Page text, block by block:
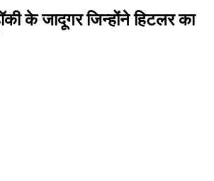
के जादूगर जिन्होंने हिटलर का